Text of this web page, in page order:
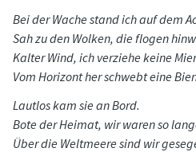
Bei der Wache stand ich auf dem
Sah zu den Wolken, die flogen
Kalter Wind, ich verziehe keine
Vom Horizont her schwebt eine
Lautlos kam sie an Bord.
Bote der Heimat, wir waren so
Über die Weltmeere sind wir